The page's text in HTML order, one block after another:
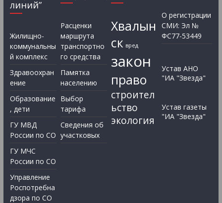
линий”
Жилищно-
коммунальны
й комплекс
Здравоохран
ение
Образование
, дети
ГУ МВД
России по СО
ГУ МЧС
России по СО
Управление
Роспотребна
дзора по СО
Расценки
маршрута
транспортно
го средства
Памятка
населению
Выбор
тарифа
Сведения об
участковых
Хвалын
ск вред
закон
право
строител
ьство
экология
О регистрации
СМИ: Эл №
ФС77-53449
Устав АНО
"ИА "Звезда"
Устав газеты
"ИА "Звезда"